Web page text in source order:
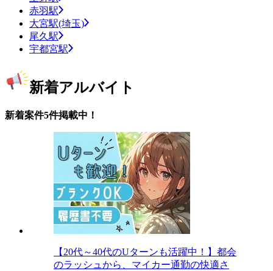
赤羽駅
大宮駅(埼玉)
尾久駅
宇都宮駅
新着アルバイト
新着案件5件掲載中！
【20代～40代のUターンも活躍中！】都会
のラッシュから、マイカー通勤の快適さ